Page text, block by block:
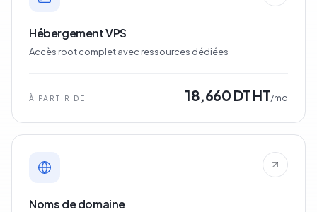
Hébergement VPS
Accès root complet avec ressources dédiées
À PARTIR DE 18,660 DT HT/mo
Noms de domaine